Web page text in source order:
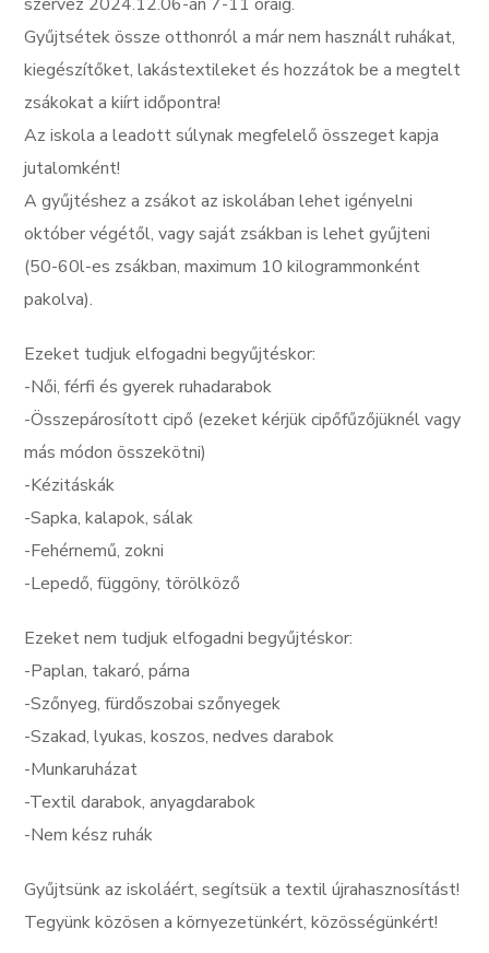
Gyűjtsétek össze otthonról a már nem használt ruhákat,
kiegészítőket, lakástextileket és hozzátok be a megtelt
zsákokat a kiírt időpontra!
Az iskola a leadott súlynak megfelelő összeget kapja
jutalomként!
A gyűjtéshez a zsákot az iskolában lehet igényelni
október végétől, vagy saját zsákban is lehet gyűjteni
(50-60l-es zsákban, maximum 10 kilogrammonként
pakolva).
Ezeket tudjuk elfogadni begyűjtéskor:
-Női, férfi és gyerek ruhadarabok
-Összepárosított cipő (ezeket kérjük cipőfűzőjüknél vagy
más módon összekötni)
-Kézitáskák
-Sapka, kalapok, sálak
-Fehérnemű, zokni
-Lepedő, függöny, törölköző
Ezeket nem tudjuk elfogadni begyűjtéskor:
-Paplan, takaró, párna
-Szőnyeg, fürdőszobai szőnyegek
-Szakad, lyukas, koszos, nedves darabok
-Munkaruházat
-Textil darabok, anyagdarabok
-Nem kész ruhák
Gyűjtsünk az iskoláért, segítsük a textil újrahasznosítást!
Tegyünk közösen a környezetünkért, közösségünkért!